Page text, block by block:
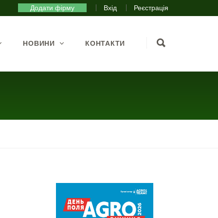
Додати фірму Вхід Реєстрація
НОВИНИ КОНТАКТИ